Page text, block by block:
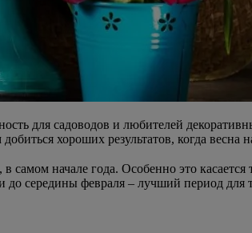
для садоводов и любителей
хороших результатов, когда весна
самом начале года. Особенно это
середины февраля – лучший период